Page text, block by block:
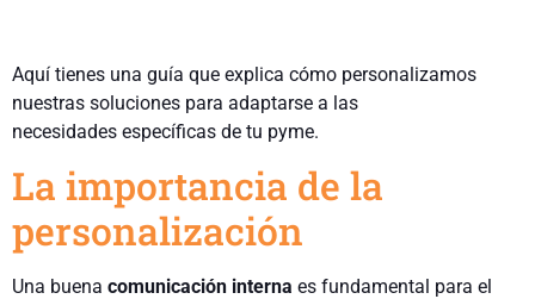
Aquí tienes una guía que explica cómo personalizamos
nuestras soluciones para adaptarse a las
necesidades específicas de tu pyme.
La importancia de la
personalización
Una buena comunicación interna es fundamental para el